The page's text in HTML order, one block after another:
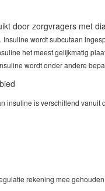
door zorgvragers met
Insuline wordt subcutaan
het meest gelijkmatig
wordt onder andere
insuline is verschillend vanuit
rekening mee